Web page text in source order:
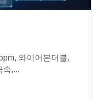
와이어본더블,
속,...